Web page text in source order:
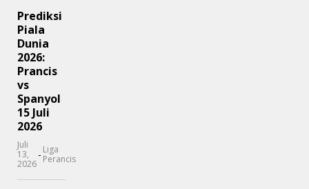
Prediksi
Piala
Dunia
2026:
Prancis
vs
Spanyol
15 Juli
2026
Juli
13,
2026
- Liga
Perancis